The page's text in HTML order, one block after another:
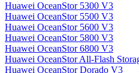
Huawei OceanStor 5300 V3
Huawei OceanStor 5500 V3
Huawei OceanStor 5600 V3
Huawei OceanStor 5800 V3
Huawei OceanStor 6800 V3
Huawei OceanStor All-Flash
Huawei OceanStor Dorado V3